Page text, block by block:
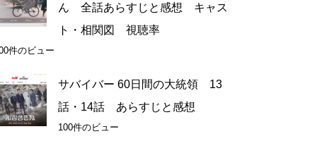
ん 全話あらすじと感想 キャス
ト・相関図 視聴率
件のビュー
サバイバー 60日間の大統領 13
話・14話 あらすじと感想
100件のビュー